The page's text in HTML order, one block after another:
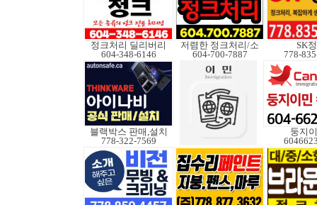
정크처리 딜리버리
604-348-6146
저렴한 정크처리/소
604-700-7887
SK
778-
블랙박스 판매,설치
778-322-7569
둥지